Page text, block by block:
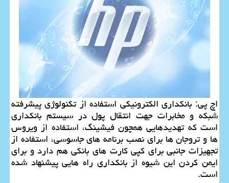
اچ پی: بانكداری الكترونیكی استفاده از تكنولوژی پیشرفته
شبكه و مخابرات جهت انتقال پول در سیستم بانكداری
است كه تهدیدهایی همچون فیشینگ، استفاده از ویروس
ها و تروجان ها برای نصب برنامه های جاسوسی، استفاده از
تجهیزات جانبی برای كپی كارت های بانكی هم دارد و برای
ایمن كردن این شیوه از بانكداری راه هایی پیشنهاد شده
است.